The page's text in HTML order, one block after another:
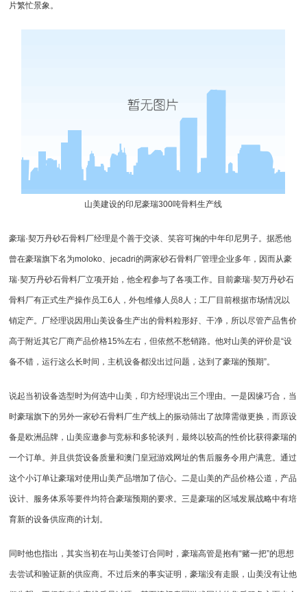
片繁忙景象。
山美建设的印尼豪瑞300吨骨料生产线
豪瑞·契万丹砂石骨料厂经理是个善于交谈、笑容可掬的中年印尼男子。据悉他
曾在豪瑞旗下名为moloko、jecadri的两家砂石骨料厂管理企业多年，因而从豪
瑞·契万丹砂石骨料厂立项开始，他全程参与了各项工作。目前豪瑞·契万丹砂石
骨料厂有正式生产操作员工6人，外包维修人员8人；工厂目前根据市场情况以
销定产。厂经理说因用山美设备生产出的骨料粒形好、干净，所以尽管产品售价
高于附近其它厂商产品价格15%左右，但依然不愁销路。他对山美的评价是“设
备不错，运行这么长时间，主机设备都没出过问题，达到了豪瑞的预期”。
说起当初设备选型时为何选中山美，印方经理说出三个理由。一是因缘巧合，当
时豪瑞旗下的另外一家砂石骨料厂生产线上的振动筛出了故障需做更换，而原设
备是欧洲品牌，山美应邀参与竞标和多轮谈判，最终以较高的性价比获得豪瑞的
一个订单。并且供货设备质量和澳门皇冠游戏网址的售后服务令用户满意。通过
这个小订单让豪瑞对使用山美产品增加了信心。二是山美的产品价格公道，产品
设计、服务体系等要件均符合豪瑞预期的要求。三是豪瑞的区域发展战略中有培
育新的设备供应商的计划。
同时他也指出，其实当初在与山美签订合同时，豪瑞高管是抱有“赌一把”的思想
去尝试和验证新的供应商。不过后来的事实证明，豪瑞没有走眼，山美没有让他